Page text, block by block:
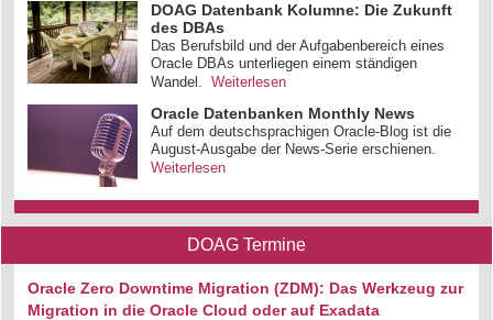
DOAG Datenbank Kolumne: Die Zukunft
des DBAs
Das Berufsbild und der Aufgabenbereich eines
Oracle DBAs unterliegen einem ständigen
Wandel.
Weiterlesen
Oracle Datenbanken Monthly News
Auf dem deutschsprachigen Oracle-Blog ist die
August-Ausgabe der News-Serie erschienen.
Weiterlesen
DOAG Termine
Oracle Zero Downtime Migration (ZDM): Das Werkzeug zur
Migration in die Oracle Cloud oder auf Exadata